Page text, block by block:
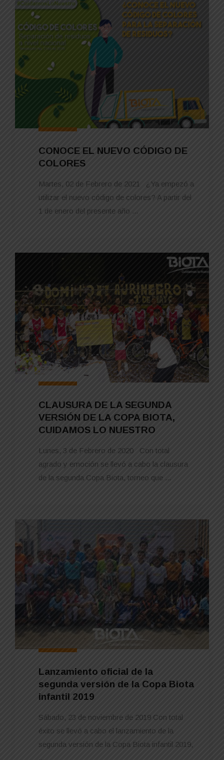
CONOCE EL NUEVO CÓDIGO DE
COLORES
Martes, 02 de Febrero de 2021 ¿Ya empezó a
utilizar el nuevo código de colores? A partir del
1 de enero del presente año ...
CLAUSURA DE LA SEGUNDA
VERSIÓN DE LA COPA BIOTA,
CUIDAMOS LO NUESTRO
Lunes, 3 de Febrero de 2020 Con total
agrado y emoción se llevó a cabo la clausura
de la segunda Copa Biota, torneo que ...
Lanzamiento oficial de la
segunda versión de la Copa Biota
infantil 2019
Sábado, 23 de noviembre de 2019 Con total
éxito se llevó a cabo el lanzamiento de la
segunda versión de la Copa Biota infantil 2019,
...